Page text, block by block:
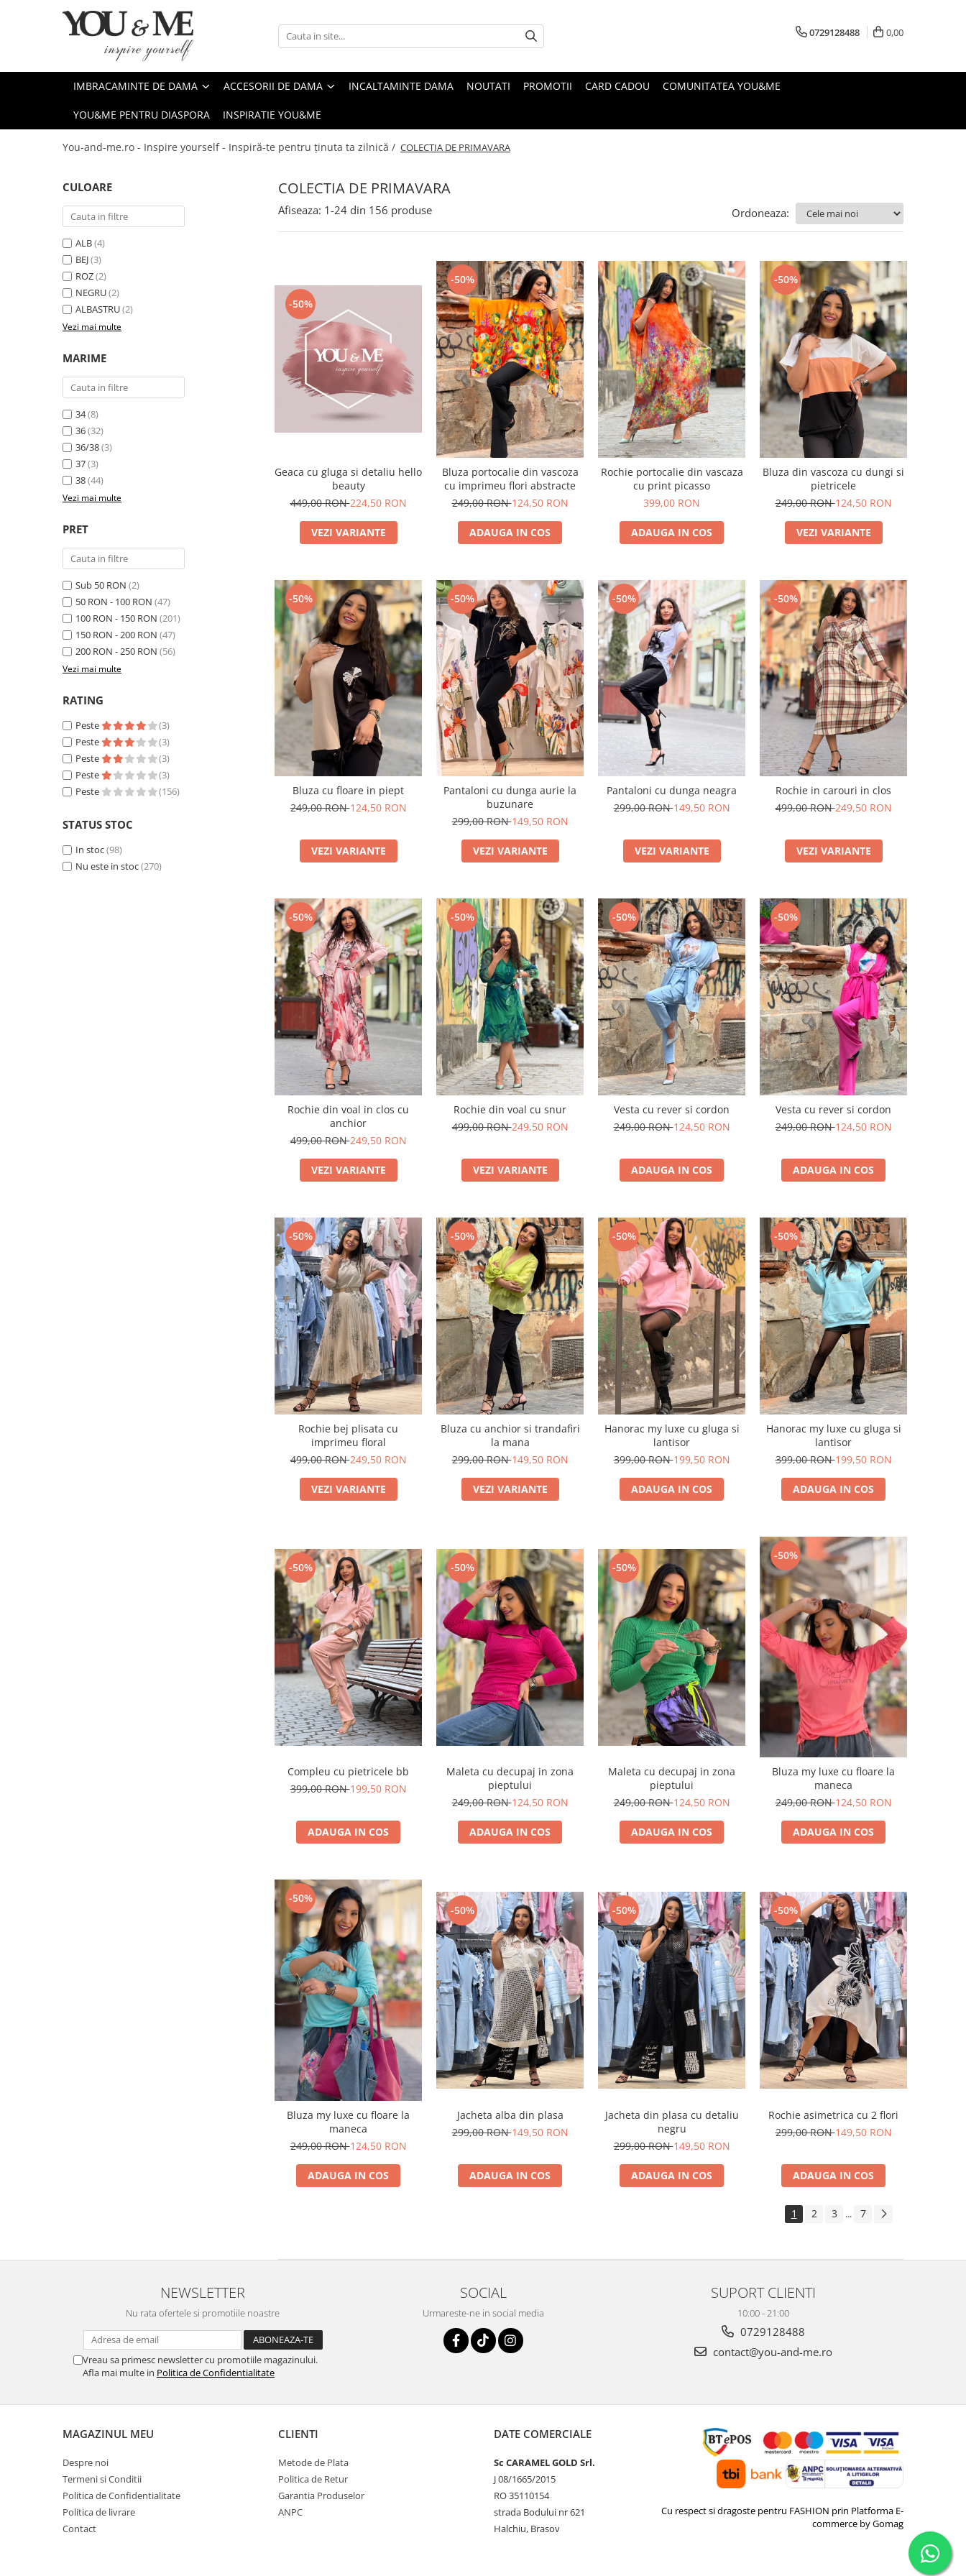
Imbracaminte de dama
Geci si jachete
Rochii de zi
Compleuri si costume
Costume de baie
Accesorii de dama
Coliere si brose
0729128488 0,00
IMBRACAMINTE DE DAMA ACCESORII DE DAMA INCALTAMINTE DAMA NOUTATI PROMOTII CARD CADOU COMUNITATEA YOU&ME
YOU&ME PENTRU DIASPORA INSPIRATIE YOU&ME
You-and-me.ro - Inspire yourself - Inspiră-te pentru ținuta ta zilnică / COLECTIA DE PRIMAVARA
COLECTIA DE PRIMAVARA
CULOARE
ALB(4)
BEJ(3)
ROZ(2)
NEGRU(2)
ALBASTRU(2)
Vezi mai multe
MARIME
34(8)
36(32)
36/38(3)
37(3)
38(44)
Vezi mai multe
PRET
Sub 50 RON (2)
50 RON - 100 RON (47)
100 RON - 150 RON (201)
150 RON - 200 RON (47)
200 RON - 250 RON (56)
Vezi mai multe
RATING
Peste
(3)
Peste
(3)
Peste
(3)
Peste
(3)
Peste
(156)
STATUS STOC
In stoc(98)
Nu este in stoc(270)
Afiseaza: 1-24 din 156 produse Ordoneaza:
-50%
Geaca cu gluga si detaliu hello
beauty
449,00 RON224,50 RON
VEZI VARIANTE
-50%
Bluza portocalie din vascoza
cu imprimeu flori abstracte
249,00 RON124,50 RON
ADAUGA IN COS
Rochie portocalie din vascaza
cu print picasso
399,00 RON
ADAUGA IN COS
-50%
Bluza din vascoza cu dungi si
pietricele
249,00 RON124,50 RON
VEZI VARIANTE
-50%
Bluza cu floare in piept
249,00 RON124,50 RON
VEZI VARIANTE
-50%
Pantaloni cu dunga aurie la
buzunare
299,00 RON149,50 RON
VEZI VARIANTE
-50%
Pantaloni cu dunga neagra
299,00 RON149,50 RON
VEZI VARIANTE
-50%
Rochie in carouri in clos
499,00 RON249,50 RON
VEZI VARIANTE
-50%
Rochie din voal in clos cu
anchior
499,00 RON249,50 RON
VEZI VARIANTE
-50%
Rochie din voal cu snur
499,00 RON249,50 RON
VEZI VARIANTE
-50%
Vesta cu rever si cordon
249,00 RON124,50 RON
ADAUGA IN COS
-50%
Vesta cu rever si cordon
249,00 RON124,50 RON
ADAUGA IN COS
-50%
Rochie bej plisata cu
imprimeu floral
499,00 RON249,50 RON
VEZI VARIANTE
-50%
Bluza cu anchior si trandafiri
la mana
299,00 RON149,50 RON
VEZI VARIANTE
-50%
Hanorac my luxe cu gluga si
lantisor
399,00 RON199,50 RON
ADAUGA IN COS
-50%
Hanorac my luxe cu gluga si
lantisor
399,00 RON199,50 RON
ADAUGA IN COS
-50%
Compleu cu pietricele bb
399,00 RON199,50 RON
ADAUGA IN COS
-50%
Maleta cu decupaj in zona
pieptului
249,00 RON124,50 RON
ADAUGA IN COS
-50%
Maleta cu decupaj in zona
pieptului
249,00 RON124,50 RON
ADAUGA IN COS
-50%
Bluza my luxe cu floare la
maneca
249,00 RON124,50 RON
ADAUGA IN COS
-50%
Bluza my luxe cu floare la
maneca
249,00 RON124,50 RON
ADAUGA IN COS
-50%
Jacheta alba din plasa
299,00 RON149,50 RON
ADAUGA IN COS
-50%
Jacheta din plasa cu detaliu
negru
299,00 RON149,50 RON
ADAUGA IN COS
-50%
Rochie asimetrica cu 2 flori
299,00 RON149,50 RON
ADAUGA IN COS
1 2 3 ... 7
NEWSLETTER
Nu rata ofertele si promotiile noastre
Vreau sa primesc newsletter cu promotiile magazinului.
Afla mai multe in Politica de Confidentialitate
SOCIAL
Urmareste-ne in social media
SUPORT CLIENTI
10:00 - 21:00
0729128488
contact@you-and-me.ro
MAGAZINUL MEU
Despre noi
Termeni si Conditii
Politica de Confidentialitate
Politica de livrare
Contact
CLIENTI
Metode de Plata
Politica de Retur
Garantia Produselor
ANPC
DATE COMERCIALE
Sc CARAMEL GOLD Srl.
J 08/1665/2015
RO 35110154
strada Bodului nr 621
Halchiu, Brasov
Cu respect si dragoste pentru FASHION prin Platforma E-
commerce by Gomag